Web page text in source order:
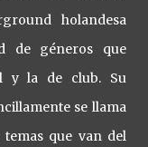
holandesa
de géneros que
y la de club. Su
se llama
temas que van del